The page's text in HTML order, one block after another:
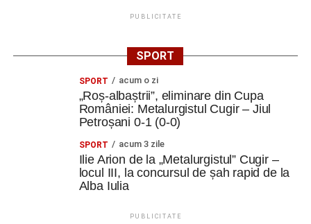
PUBLICITATE
SPORT
SPORT acum o zi
„Roș-albaștrii”, eliminare din Cupa
României: Metalurgistul Cugir – Jiul
Petroșani 0-1 (0-0)
SPORT acum 3 zile
Ilie Arion de la „Metalurgistul” Cugir –
locul III, la concursul de șah rapid de la
Alba Iulia
PUBLICITATE